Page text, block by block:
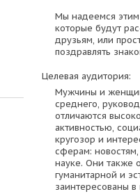
Мы надеемся этим
которые будут
друзьям, или
поздравлять
Целевая аудитория:
Мужчины и
среднего,
отличаются
активностью,
кругозор и
сферам:
науке. Они также
гуманитарной и
заинтересованы